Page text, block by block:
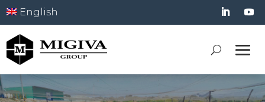
English